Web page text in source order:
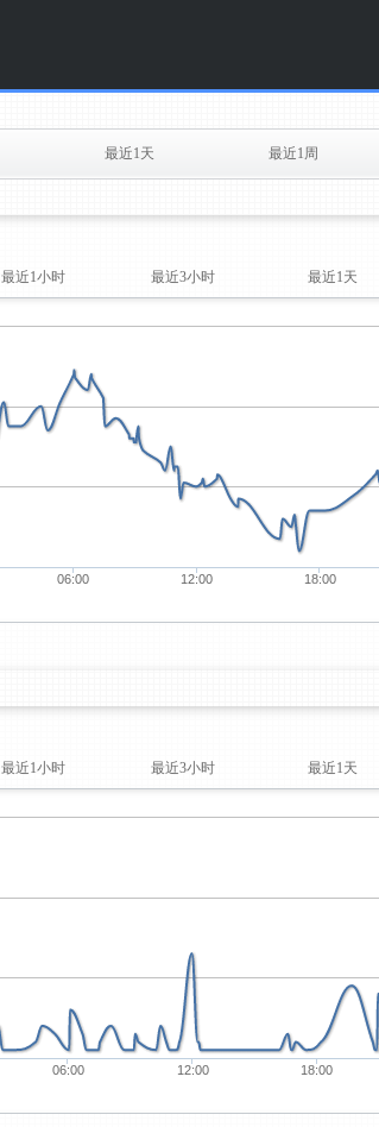
最近1天 最近1周
最近1小时 最近3小时 最近1天
06:00 12:00 18:00
最近1小时 最近3小时 最近1天
06:00 12:00 18:00